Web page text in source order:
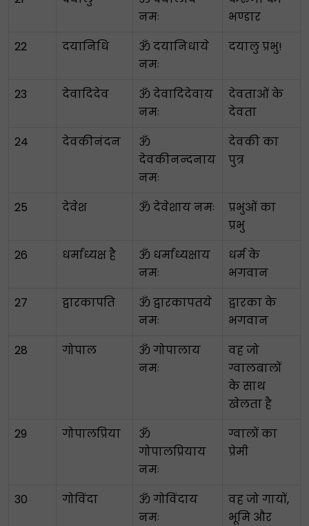
नमः
भण्डार
22
दयानिधि
ॐ दयानिधाये
नमः
दयालु प्रभु!
23 देवादिदेव
ॐ देवादिदेवाय
नमः
देवताओं के
देवता
24
देवकीनंदन
ॐ
देवकीनन्दनाय
नमः
देवकी का
पुत्र
25 देवेश ॐ देवेशाय नमः
प्रभुओं का
प्रभु
26
धर्माध्यक्ष है
ॐ धर्माध्यक्षाय
नमः
धर्म के
भगवान
27
द्वारकापति
ॐ द्वारकापतये
नमः
द्वारका के
भगवान
28
गोपाल
ॐ गोपालाय
नमः
वह जो
ग्वालबालों
के साथ
खेलता है
29
गोपालप्रिया
ॐ
गोपालप्रियाय
नमः
ग्वालों का
प्रेमी
30 गोविंदा
ॐ गोविंदाय
नमः
वह जो गायों,
भूमि और